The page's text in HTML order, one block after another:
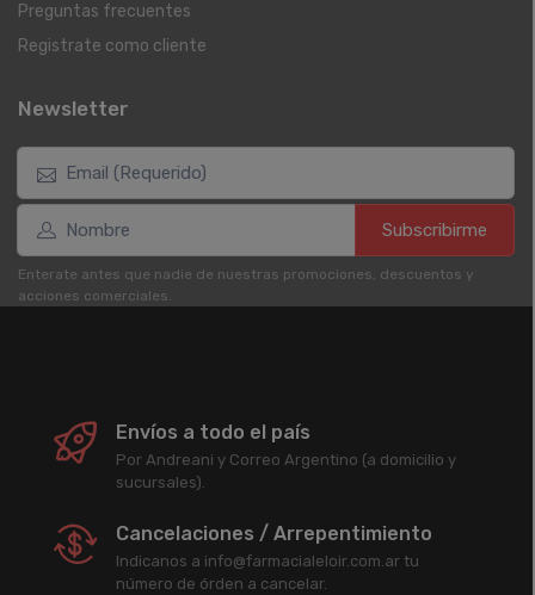
Preguntas frecuentes
Registrate como cliente
Newsletter
Subscribirme
Enterate antes que nadie de nuestras promociones, descuentos y
acciones comerciales.
Envíos a todo el país
Por Andreani y Correo Argentino (a domicilio y
sucursales).
Cancelaciones / Arrepentimiento
Indicanos a info@farmacialeloir.com.ar tu
número de órden a cancelar.